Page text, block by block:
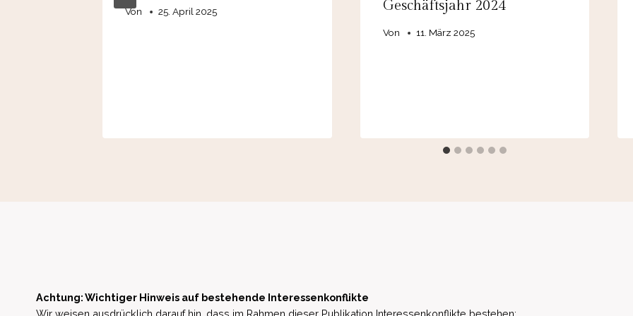
Von 25. April 2025
Geschäftsjahr 2024
Von 11. März 2025
Achtung: Wichtiger Hinweis auf bestehende Interessenkonflikte